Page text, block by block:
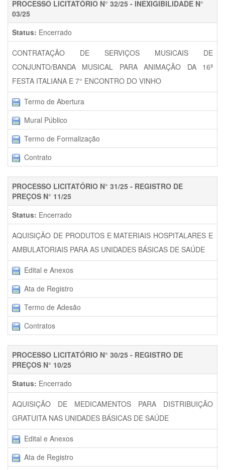
PROCESSO LICITATÓRIO N° 32/25 - INEXIGIBILIDADE N°
03/25
Status: Encerrado
CONTRATAÇÃO DE SERVIÇOS MUSICAIS DE
CONJUNTO/BANDA MUSICAL PARA ANIMAÇÃO DA 16ª
FESTA ITALIANA E 7° ENCONTRO DO VINHO
Termo de Abertura
Mural Público
Termo de Formalização
Contrato
PROCESSO LICITATÓRIO N° 31/25 - REGISTRO DE
PREÇOS N° 11/25
Status: Encerrado
AQUISIÇÃO DE PRODUTOS E MATERIAIS HOSPITALARES E
AMBULATORIAIS PARA AS UNIDADES BÁSICAS DE SAÚDE
Edital e Anexos
Ata de Registro
Termo de Adesão
Contratos
PROCESSO LICITATÓRIO N° 30/25 - REGISTRO DE
PREÇOS N° 10/25
Status: Encerrado
AQUISIÇÃO DE MEDICAMENTOS PARA DISTRIBUIÇÃO
GRATUITA NAS UNIDADES BÁSICAS DE SAÚDE
Edital e Anexos
Ata de Registro